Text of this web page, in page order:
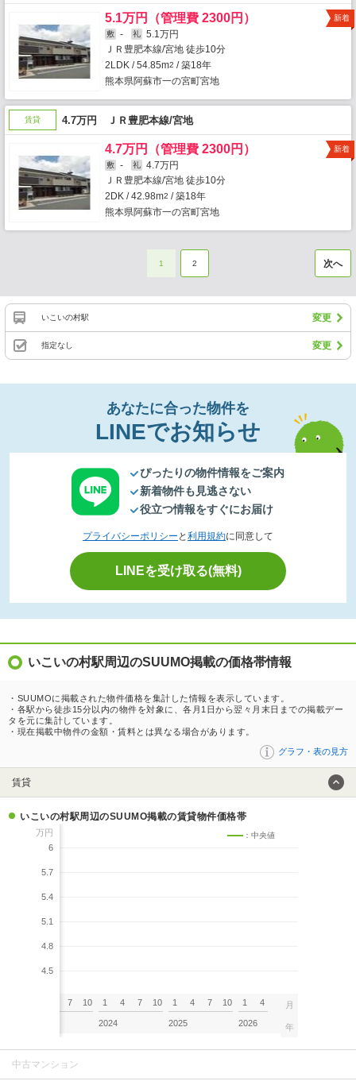
5.1万円（管理費 2300円）
敷 - 礼
5.1万円
ＪＲ豊肥本線/宮地 徒歩10分
2LDK / 54.85m2 / 築18年
熊本県阿蘇市一の宮町宮地
新着
賃貸 4.7万円 ＪＲ豊肥本線/宮地
4.7万円（管理費 2300円）
敷 - 礼
4.7万円
ＪＲ豊肥本線/宮地 徒歩10分
2DK / 42.98m2 / 築18年
熊本県阿蘇市一の宮町宮地
新着
1 2 次へ
いこいの村駅 変更
指定なし 変更
あなたに合った物件を
LINEでお知らせ
ぴったりの物件情報をご案内
新着物件も見逃さない
役立つ情報をすぐにお届け
プライバシーポリシー と 利用規約に同意して
LINEを受け取る(無料)
いこいの村駅周辺のSUUMO掲載の価格帯情報
・SUUMOに掲載された物件価格を集計した情報を表示しています。
・各駅から徒歩15分以内の物件を対象に、各月1日から翌々月末日までの掲載デー
タを元に集計しています。
・現在掲載中物件の金額・賃料とは異なる場合があります。
グラフ・表の見方
賃貸
いこいの村駅周辺のSUUMO掲載の賃貸物件価格帯
万円
6
5.7
5.4
5.1
4.8
4.5
：中央値
7 10 1 4 7 10
2024
1 4 7 10
2025
1 4
2026
月
年
中古マンション